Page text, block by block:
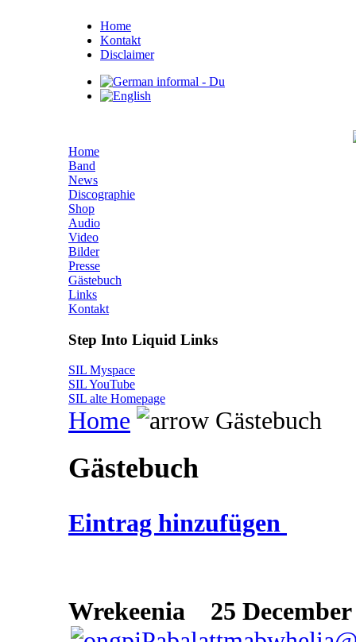
Home
Kontakt
Disclaimer
Home
Band
News
Discographie
Shop
Audio
Video
Bilder
Presse
Gästebuch
Links
Kontakt
Step Into Liquid Links
SIL Myspace
SIL YouTube
SIL alte Homepage
Home Gästebuch
Gästebuch
Eintrag hinzufügen
Wrekeenia 25